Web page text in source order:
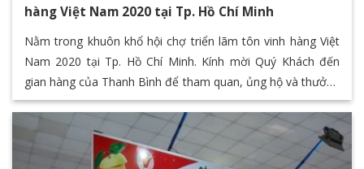
hàng Việt Nam 2020 tại Tp. Hồ Chí Minh
Nằm trong khuôn khổ hội chợ triển lãm tôn vinh hàng Việt
Nam 2020 tại Tp. Hồ Chí Minh. Kính mời Quý Khách đến
gian hàng của Thanh Bình để tham quan, ủng hộ và thưởng
thức các sản phẩm đặc sản của Bến Tre thông qua chuỗi
các sản phẩm giá trị của Thanh Bình F&B